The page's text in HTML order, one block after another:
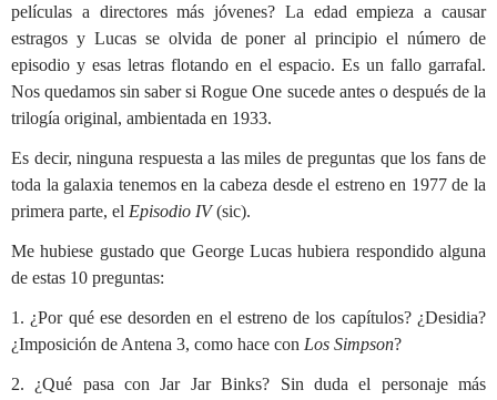
películas a directores más jóvenes? La edad empieza a causar
estragos y Lucas se olvida de poner al principio el número de
episodio y esas letras flotando en el espacio. Es un fallo garrafal.
Nos quedamos sin saber si Rogue One sucede antes o después de la
trilogía original, ambientada en 1933.
Es decir, ninguna respuesta a las miles de preguntas que los fans de
toda la galaxia tenemos en la cabeza desde el estreno en 1977 de la
primera parte, el Episodio IV(sic).
Me hubiese gustado que George Lucas hubiera respondido alguna
de estas 10 preguntas:
1. ¿Por qué ese desorden en el estreno de los capítulos? ¿Desidia?
¿Imposición de Antena 3, como hace con Los Simpson?
2. ¿Qué pasa con Jar Jar Binks? Sin duda el personaje más